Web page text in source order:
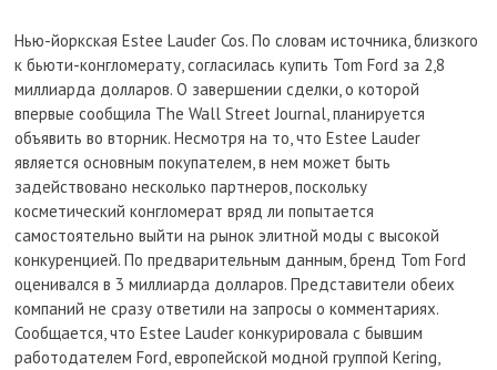
Нью-йоркская Estee Lauder Cos. По словам источника, близкого
к бьюти-конгломерату, согласилась купить Tom Ford за 2,8
миллиарда долларов. О завершении сделки, о которой
впервые сообщила The Wall Street Journal, планируется
объявить во вторник. Несмотря на то, что Estee Lauder
является основным покупателем, в нем может быть
задействовано несколько партнеров, поскольку
косметический конгломерат вряд ли попытается
самостоятельно выйти на рынок элитной моды с высокой
конкуренцией. По предварительным данным, бренд Tom Ford
оценивался в 3 миллиарда долларов. Представители обеих
компаний не сразу ответили на запросы о комментариях.
Сообщается, что Estee Lauder конкурировала с бывшим
работодателем Ford, европейской модной группой Kering,